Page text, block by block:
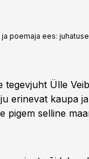
poemaja ees:
tegevjuht Ülle
erinevat kaupa
pigem selline